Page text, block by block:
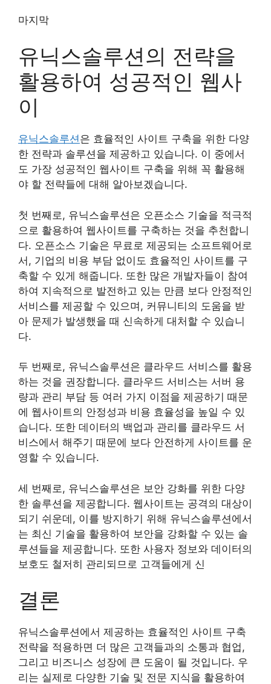
마지막
유닉스솔루션의 전략을
활용하여 성공적인 웹사
이
유닉스솔루션은 효율적인 사이트 구축을 위한 다양
한 전략과 솔루션을 제공하고 있습니다. 이 중에서
도 가장 성공적인 웹사이트 구축을 위해 꼭 활용해
야 할 전략들에 대해 알아보겠습니다.
첫 번째로, 유닉스솔루션은 오픈소스 기술을 적극적
으로 활용하여 웹사이트를 구축하는 것을 추천합니
다. 오픈소스 기술은 무료로 제공되는 소프트웨어로
서, 기업의 비용 부담 없이도 효율적인 사이트를 구
축할 수 있게 해줍니다. 또한 많은 개발자들이 참여
하여 지속적으로 발전하고 있는 만큼 보다 안정적인
서비스를 제공할 수 있으며, 커뮤니티의 도움을 받
아 문제가 발생했을 때 신속하게 대처할 수 있습니
다.
두 번째로, 유닉스솔루션은 클라우드 서비스를 활용
하는 것을 권장합니다. 클라우드 서비스는 서버 용
량과 관리 부담 등 여러 가지 이점을 제공하기 때문
에 웹사이트의 안정성과 비용 효율성을 높일 수 있
습니다. 또한 데이터의 백업과 관리를 클라우드 서
비스에서 해주기 때문에 보다 안전하게 사이트를 운
영할 수 있습니다.
세 번째로, 유닉스솔루션은 보안 강화를 위한 다양
한 솔루션을 제공합니다. 웹사이트는 공격의 대상이
되기 쉬운데, 이를 방지하기 위해 유닉스솔루션에서
는 최신 기술을 활용하여 보안을 강화할 수 있는 솔
루션들을 제공합니다. 또한 사용자 정보와 데이터의
보호도 철저히 관리되므로 고객들에게 신
결론
유닉스솔루션에서 제공하는 효율적인 사이트 구축
전략을 적용하면 더 많은 고객들과의 소통과 협업,
그리고 비즈니스 성장에 큰 도움이 될 것입니다. 우
리는 실제로 다양한 기술 및 전문 지식을 활용하여